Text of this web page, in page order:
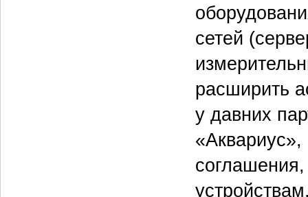
сетей
расширить
у давних